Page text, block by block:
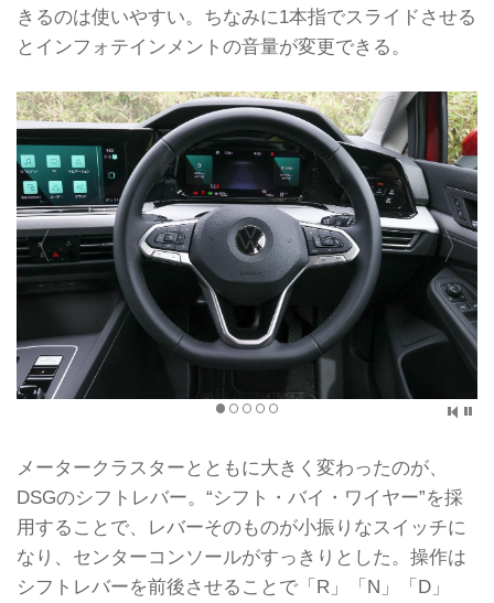
きるのは使いやすい。ちなみに1本指でスライドさせる
とインフォテインメントの音量が変更できる。
メータークラスターとともに大きく変わったのが、
DSGのシフトレバー。“シフト・バイ・ワイヤー”を採
用することで、レバーそのものが小振りなスイッチに
なり、センターコンソールがすっきりとした。操作は
シフトレバーを前後させることで「R」「N」「D」